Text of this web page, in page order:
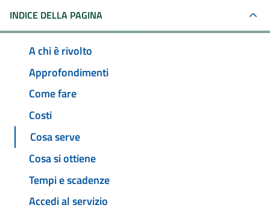
INDICE DELLA PAGINA
A chi è rivolto
Approfondimenti
Come fare
Costi
Cosa serve
Cosa si ottiene
Tempi e scadenze
Accedi al servizio